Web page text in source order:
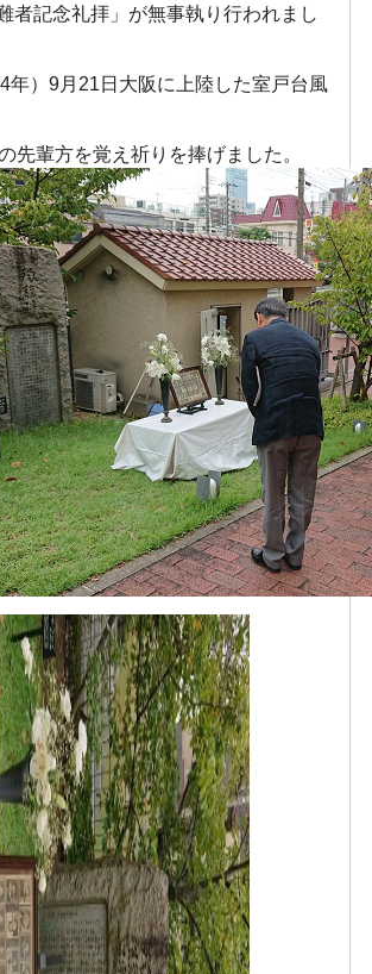
者記念礼拝」が無事執り行われまし
年）9月21日大阪に上陸した室戸台風
先輩方を覚え祈りを捧げました。